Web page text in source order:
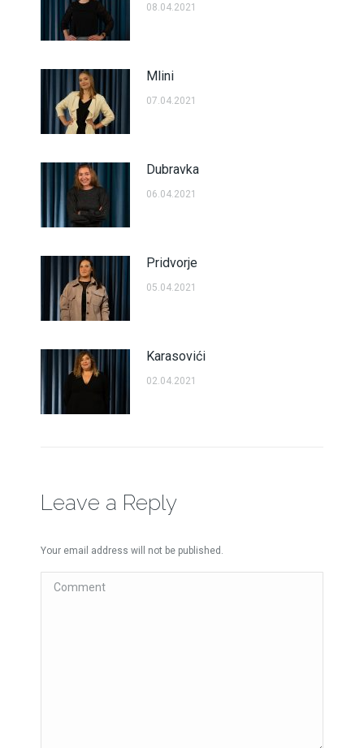
08.04.2021
Mlini
07.04.2021
Dubravka
06.04.2021
Pridvorje
05.04.2021
Karasovići
02.04.2021
Leave a Reply
Your email address will not be published.
Comment